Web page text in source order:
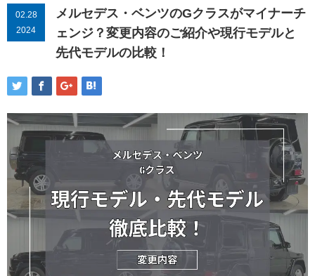
02.28
2024
メルセデス・ベンツのGクラスがマイナーチ
ェンジ？変更内容のご紹介や現行モデルと
先代モデルの比較！